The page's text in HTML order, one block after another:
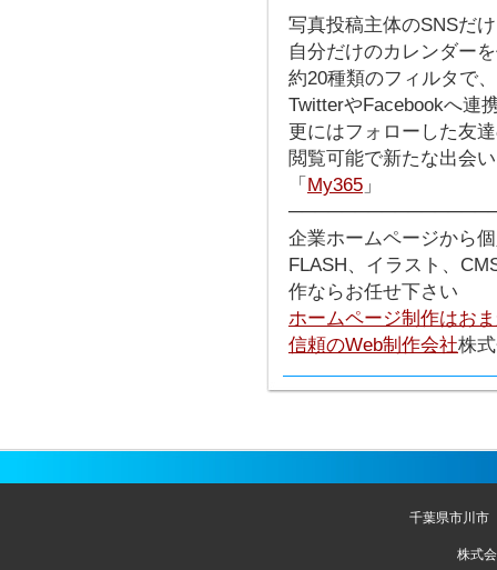
写真投稿主体のSNSだ
自分だけのカレンダー
約20種類のフィルタで
TwitterやFacebookへ連
更にはフォローした友
閲覧可能で新たな出会
「 My365 」
企業ホームページから
FLASH、イラスト、
作ならお任せ下さい
ホームページ制作はお
信頼のWeb制作会社株
千葉県市川市
株式